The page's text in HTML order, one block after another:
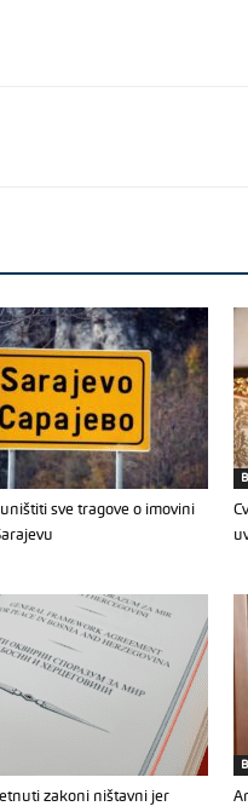
sve tragove o imovini
zakoni ništavni jer